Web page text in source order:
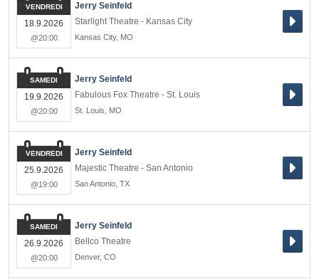
Jerry Seinfeld
Starlight Theatre - Kansas City
Kansas City, MO
VENDREDI
18.9.2026
@20:00
Jerry Seinfeld
Fabulous Fox Theatre - St. Louis
St. Louis MO
SAMEDI
19.9.2026
@20:00
Jerry Seinfeld
Majestic Theatre - San Antonio
San Antonio TX
VENDREDI
25.9.2026
@19:00
Jerry Seinfeld
Bellco Theatre
Denver, CO
SAMEDI
26.9.2026
@20:00